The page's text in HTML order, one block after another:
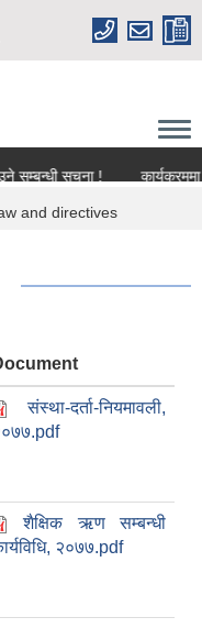
सूचना ! कार्यक्रममा
and directives
संस्था-दर्ता-नियमावली,
शैक्षिक ऋण सम्बन्धी
२०७७.pdf